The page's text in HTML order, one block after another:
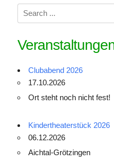
Search
for:
Clubabend 2026
17.10.2026
Ort steht noch nicht fest!
Kindertheaterstück 2026
06.12.2026
Aichtal-Grötzingen